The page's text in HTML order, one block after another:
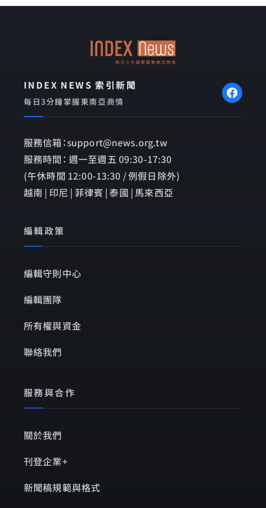
b
l
INDEX NEWS 索引新聞
每日3分鐘掌握東南亞商情
服務信箱：support@news.org.tw
服務時間： 週一至週五 09:30-17:30
(午休時間 12:00-13:30 / 例假日除外)
越南 | 印尼 | 菲律賓 | 泰國 | 馬來西亞
編輯政策
編輯守則中心
編輯團隊
所有權與資金
聯絡我們
服務與合作
關於我們
刊登企業+
新聞稿規範與格式